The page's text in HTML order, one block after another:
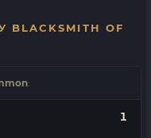
OF
:
1